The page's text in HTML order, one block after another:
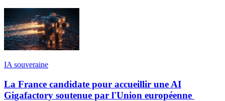
IA souveraine
La France candidate pour accueillir une AI
Gigafactory soutenue par l'Union européenne